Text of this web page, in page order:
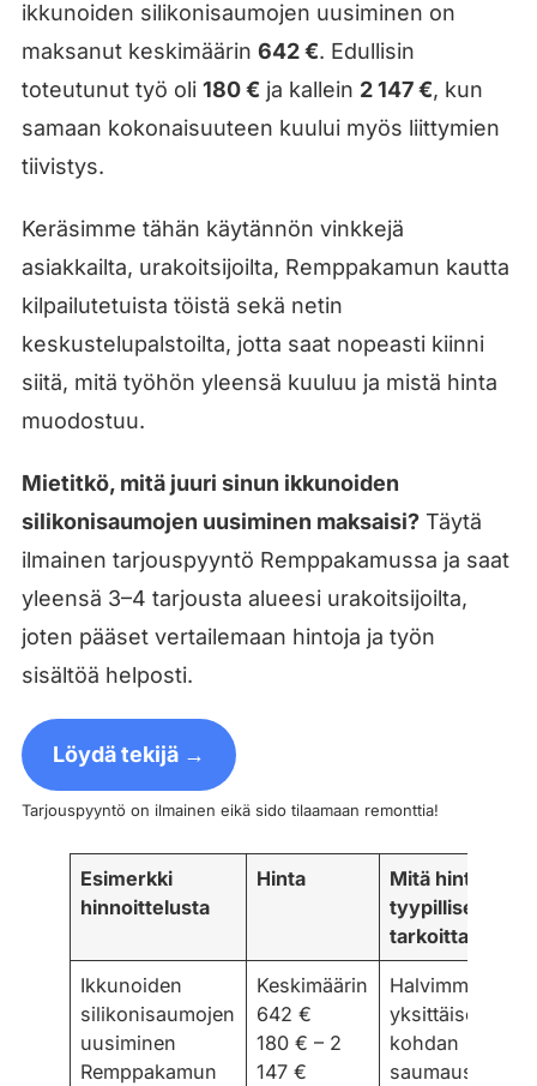
ikkunoiden silikonisaumojen uusiminen on
maksanut keskimäärin 642 €. Edullisin
toteutunut työ oli 180 € ja kallein 2 147 €, kun
samaan kokonaisuuteen kuului myös liittymien
tiivistys.
Keräsimme tähän käytännön vinkkejä
asiakkailta, urakoitsijoilta, Remppakamun kautta
kilpailutetuista töistä sekä netin
keskustelupalstoilta, jotta saat nopeasti kiinni
siitä, mitä työhön yleensä kuuluu ja mistä hinta
muodostuu.
Mietitkö, mitä juuri sinun ikkunoiden
silikonisaumojen uusiminen maksaisi?Täytä
ilmainen tarjouspyyntö Remppakamussa ja saat
yleensä 3–4 tarjousta alueesi urakoitsijoilta,
joten pääset vertailemaan hintoja ja työn
sisältöä helposti.
Löydä tekijä →
Tarjouspyyntö on ilmainen eikä sido tilaamaan remonttia!
Esimerkki
hinnoittelusta
Hinta
Mitä hinta
tyypillisesti
tarkoittaa
Ikkunoiden
silikonisaumojen
uusiminen
Remppakamun
Keskimäärin
642 €
180 € – 2
147 €
Halvimmillaan
yksittäisen
kohdan
saumaus,